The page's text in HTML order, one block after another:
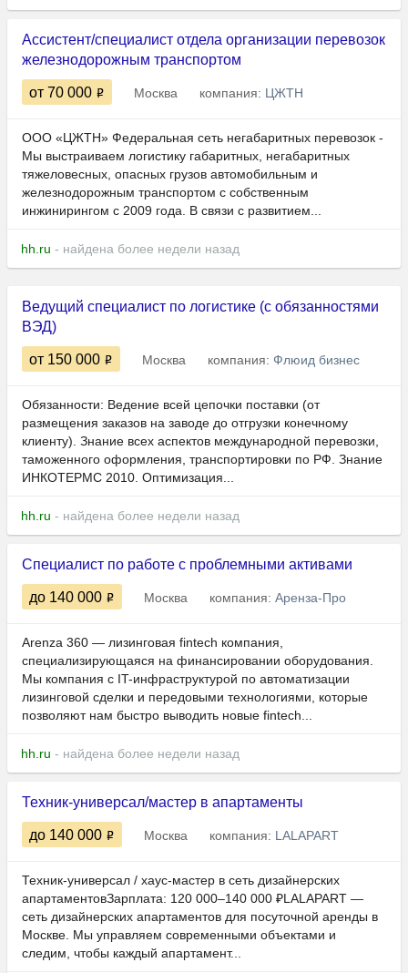
Ассистент/специалист отдела организации перевозок
железнодорожным транспортом
от 70 000 Москва компания: ЦЖТН
ООО «ЦЖТН» Федеральная сеть негабаритных перевозок -
Мы выстраиваем логистику габаритных, негабаритных
тяжеловесных, опасных грузов автомобильным и
железнодорожным транспортом с собственным
инжинирингом с 2009 года. В связи с развитием...
hh.ru - найдена более недели назад
Ведущий специалист по логистике (с обязанностями
ВЭД)
от 150 000 Москва компания: Флюид бизнес
Обязанности: Ведение всей цепочки поставки (от
размещения заказов на заводе до отгрузки конечному
клиенту). Знание всех аспектов международной перевозки,
таможенного оформления, транспортировки по РФ. Знание
ИНКОТЕРМС 2010. Оптимизация...
hh.ru - найдена более недели назад
Специалист по работе с проблемными активами
до 140 000 Москва компания: Аренза-Про
Arenza 360 — лизинговая fintech компания,
специализирующаяся на финансировании оборудования.
Мы компания с IT-инфраструктурой по автоматизации
лизинговой сделки и передовыми технологиями, которые
позволяют нам быстро выводить новые fintech...
hh.ru - найдена более недели назад
Техник-универсал/мастер в апартаменты
до 140 000 Москва компания: LALAPART
Техник-универсал / хаус-мастер в сеть дизайнерских
апартаментовЗарплата: 120 000–140 000 ₽LALAPART —
сеть дизайнерских апартаментов для посуточной аренды в
Москве. Мы управляем современными объектами и
следим, чтобы каждый апартамент...